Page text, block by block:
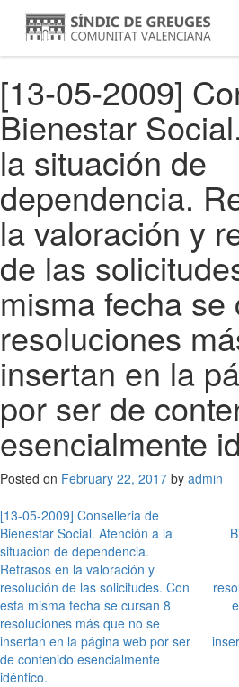
[13-05-2009]
Bienestar
la situación de
dependencia.
la valoración y
de las
misma fecha se
resoluciones
insertan en la
por ser de
esencialmente
Posted on February 22, 2017 by admin
Post
navigation
[13-05-2009] Conselleria de
Bienestar Social. Atención a la
situación de dependencia.
Retrasos en la valoración y
resolución de las solicitudes. Con
esta misma fecha se cursan 8
resoluciones más que no se
insertan en la página web por ser
de contenido esencialmente
idéntico.